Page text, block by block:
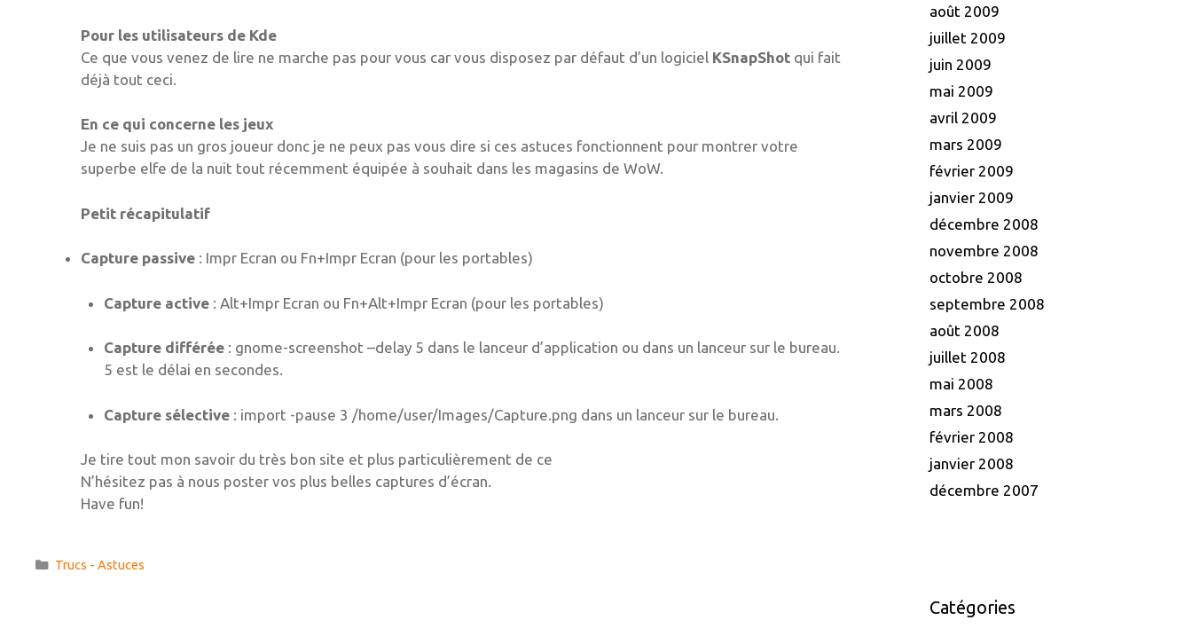
Pour les utilisateurs de Kde
Ce que vous venez de lire ne marche pas pour vous car vous disposez par défaut d’un logiciel KSnapShot qui fait
déjà tout ceci.
En ce qui concerne les jeux
Je ne suis pas un gros joueur donc je ne peux pas vous dire si ces astuces fonctionnent pour montrer votre
superbe elfe de la nuit tout récemment équipée à souhait dans les magasins de WoW.
Petit récapitulatif
Capture passive : Impr Ecran ou Fn+Impr Ecran (pour les portables)
Capture active : Alt+Impr Ecran ou Fn+Alt+Impr Ecran (pour les portables)
Capture différée : gnome-screenshot –delay 5 dans le lanceur d’application ou dans un lanceur sur le bureau.
5 est le délai en secondes.
Capture sélective : import -pause 3 /home/user/Images/Capture.png dans un lanceur sur le bureau.
Je tire tout mon savoir du très bon site et plus particulièrement de ce
N’hésitez pas à nous poster vos plus belles captures d’écran.
Have fun!
Catégories
Trucs - Astuces
août 2009
juillet 2009
juin 2009
mai 2009
avril 2009
mars 2009
février 2009
janvier 2009
décembre 2008
novembre 2008
octobre 2008
septembre 2008
août 2008
juillet 2008
mai 2008
mars 2008
février 2008
janvier 2008
décembre 2007
Catégories